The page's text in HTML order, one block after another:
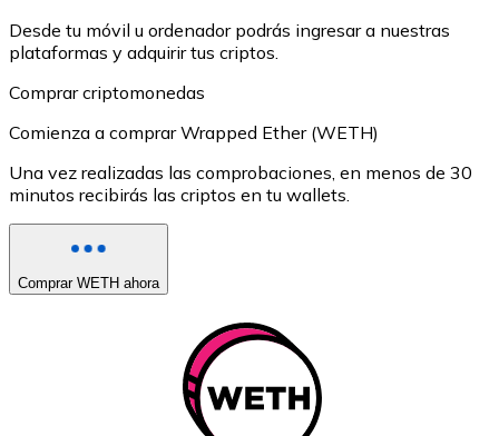
Desde tu móvil u ordenador podrás ingresar a nuestras
plataformas y adquirir tus criptos.
Comprar criptomonedas
Comienza a comprar Wrapped Ether (WETH)
Una vez realizadas las comprobaciones, en menos de 30
minutos recibirás las criptos en tu wallets.
Comprar WETH ahora